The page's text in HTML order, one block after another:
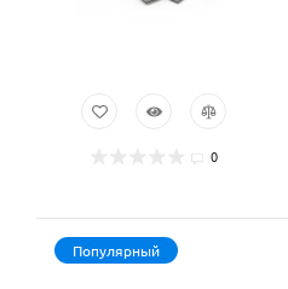
0
Популярный